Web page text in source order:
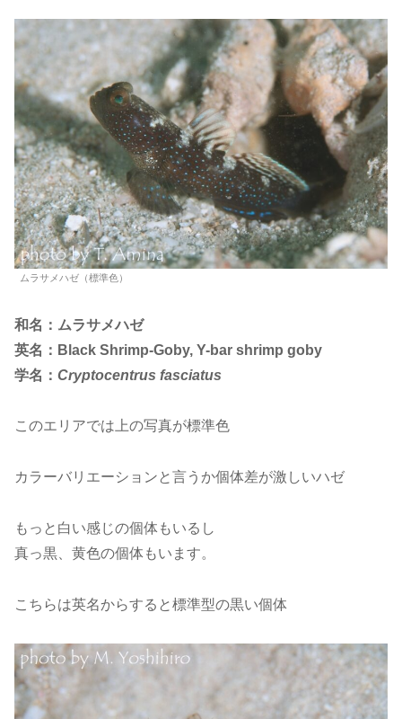
ムラサメハゼ（標準色）
和名：ムラサメハゼ
英名：Black Shrimp-Goby, Y-bar shrimp goby
学名： Cryptocentrus fasciatus
このエリアでは上の写真が標準色
カラーバリエーションと言うか個体差が激しいハゼ
もっと白い感じの個体もいるし
真っ黒、黄色の個体もいます。
こちらは英名からすると標準型の黒い個体